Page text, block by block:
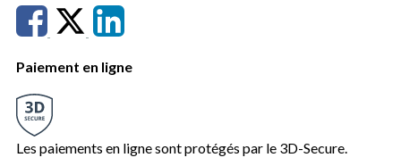
Paiement en ligne
Les paiements en ligne sont protégés par le 3D-Secure.